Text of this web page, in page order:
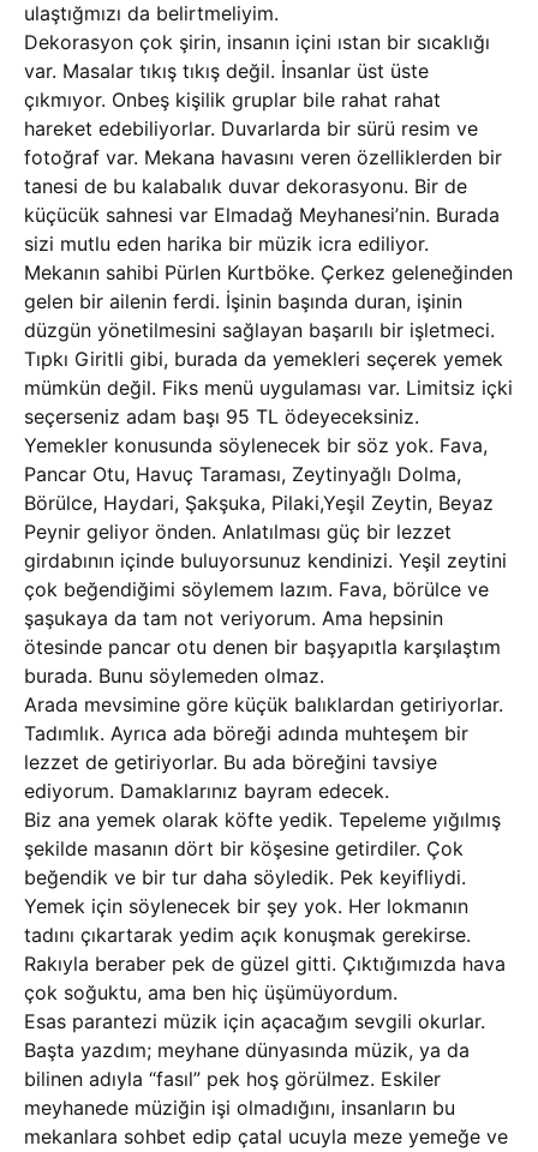
ulaştığmızı da belirtmeliyim.
Dekorasyon çok şirin, insanın içini ıstan bir sıcaklığı
var. Masalar tıkış tıkış değil. İnsanlar üst üste
çıkmıyor. Onbeş kişilik gruplar bile rahat rahat
hareket edebiliyorlar. Duvarlarda bir sürü resim ve
fotoğraf var. Mekana havasını veren özelliklerden bir
tanesi de bu kalabalık duvar dekorasyonu. Bir de
küçücük sahnesi var Elmadağ Meyhanesi’nin. Burada
sizi mutlu eden harika bir müzik icra ediliyor.
Mekanın sahibi Pürlen Kurtböke. Çerkez geleneğinden
gelen bir ailenin ferdi. İşinin başında duran, işinin
düzgün yönetilmesini sağlayan başarılı bir işletmeci.
Tıpkı Giritli gibi, burada da yemekleri seçerek yemek
mümkün değil. Fiks menü uygulaması var. Limitsiz içki
seçerseniz adam başı 95 TL ödeyeceksiniz.
Yemekler konusunda söylenecek bir söz yok. Fava,
Pancar Otu, Havuç Taraması, Zeytinyağlı Dolma,
Börülce, Haydari, Şakşuka, Pilaki,Yeşil Zeytin, Beyaz
Peynir geliyor önden. Anlatılması güç bir lezzet
girdabının içinde buluyorsunuz kendinizi. Yeşil zeytini
çok beğendiğimi söylemem lazım. Fava, börülce ve
şaşukaya da tam not veriyorum. Ama hepsinin
ötesinde pancar otu denen bir başyapıtla karşılaştım
burada. Bunu söylemeden olmaz.
Arada mevsimine göre küçük balıklardan getiriyorlar.
Tadımlık. Ayrıca ada böreği adında muhteşem bir
lezzet de getiriyorlar. Bu ada böreğini tavsiye
ediyorum. Damaklarınız bayram edecek.
Biz ana yemek olarak köfte yedik. Tepeleme yığılmış
şekilde masanın dört bir köşesine getirdiler. Çok
beğendik ve bir tur daha söyledik. Pek keyifliydi.
Yemek için söylenecek bir şey yok. Her lokmanın
tadını çıkartarak yedim açık konuşmak gerekirse.
Rakıyla beraber pek de güzel gitti. Çıktığımızda hava
çok soğuktu, ama ben hiç üşümüyordum.
Esas parantezi müzik için açacağım sevgili okurlar.
Başta yazdım; meyhane dünyasında müzik, ya da
bilinen adıyla “fasıl” pek hoş görülmez. Eskiler
meyhanede müziğin işi olmadığını, insanların bu
mekanlara sohbet edip çatal ucuyla meze yemeğe ve